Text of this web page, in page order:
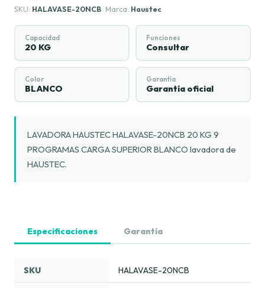
SKU: HALAVASE-20NCB · Marca: Haustec
Capacidad
20 KG
Funciones
Consultar
Color
BLANCO
Garantía
Garantía oficial
LAVADORA HAUSTEC HALAVASE-20NCB 20 KG 9
PROGRAMAS CARGA SUPERIOR BLANCO lavadora de
HAUSTEC.
Especificaciones Garantía
SKU HALAVASE-20NCB